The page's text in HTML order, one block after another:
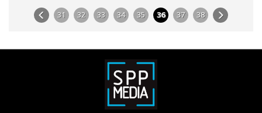
31 32 33 34 35 36 37 38